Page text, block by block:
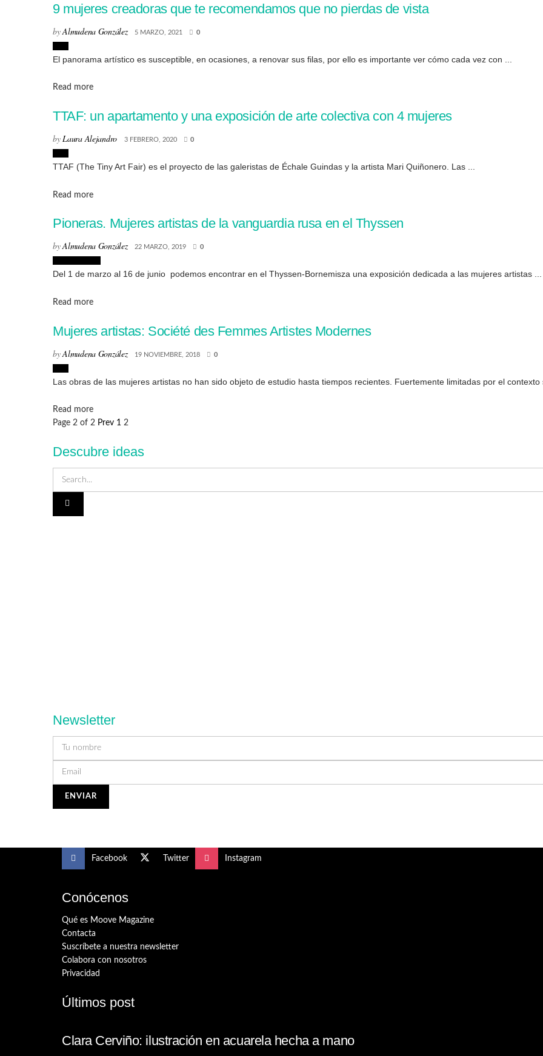
9 mujeres creadoras que te recomendamos que no pierdas de vista
byAlmudena González 5 MARZO, 2021 0
El panorama artístico es susceptible, en ocasiones, a renovar sus filas, por ello es importante ver cómo cada vez con ...
Read moreDetails
TTAF: un apartamento y una exposición de arte colectiva con 4 mujeres
byLaura Alejandro 3 FEBRERO, 2020 0
TTAF (The Tiny Art Fair) es el proyecto de las galeristas de Échale Guindas y la artista Mari Quiñonero. Las ...
Read moreDetails
Pioneras. Mujeres artistas de la vanguardia rusa en el Thyssen
byAlmudena González 22 MARZO, 2019 0
Del 1 de marzo al 16 de junio podemos encontrar en el Thyssen-Bornemisza una exposición dedicada a las mujeres artistas ...
Read moreDetails
Mujeres artistas: Société des Femmes Artistes Modernes
byAlmudena González 19 NOVIEMBRE, 2018 0
Las obras de las mujeres artistas no han sido objeto de estudio hasta tiempos recientes. Fuertemente limitadas por el contexto
Read moreDetails
Page 2 of 2 Prev 1 2
Descubre ideas
Newsletter
Facebook Twitter Instagram
Conócenos
Qué es Moove Magazine
Contacta
Suscríbete a nuestra newsletter
Colabora con nosotros
Privacidad
Últimos post
Clara Cerviño: ilustración en acuarela hecha a mano